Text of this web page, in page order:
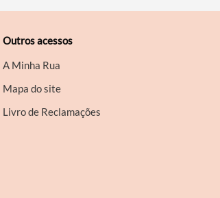
Outros acessos
A Minha Rua
Mapa do site
Livro de Reclamações